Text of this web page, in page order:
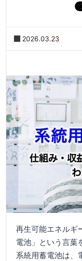
2026.03.23
再生可能エネルギ
電池」という言葉
系統用蓄電池は、